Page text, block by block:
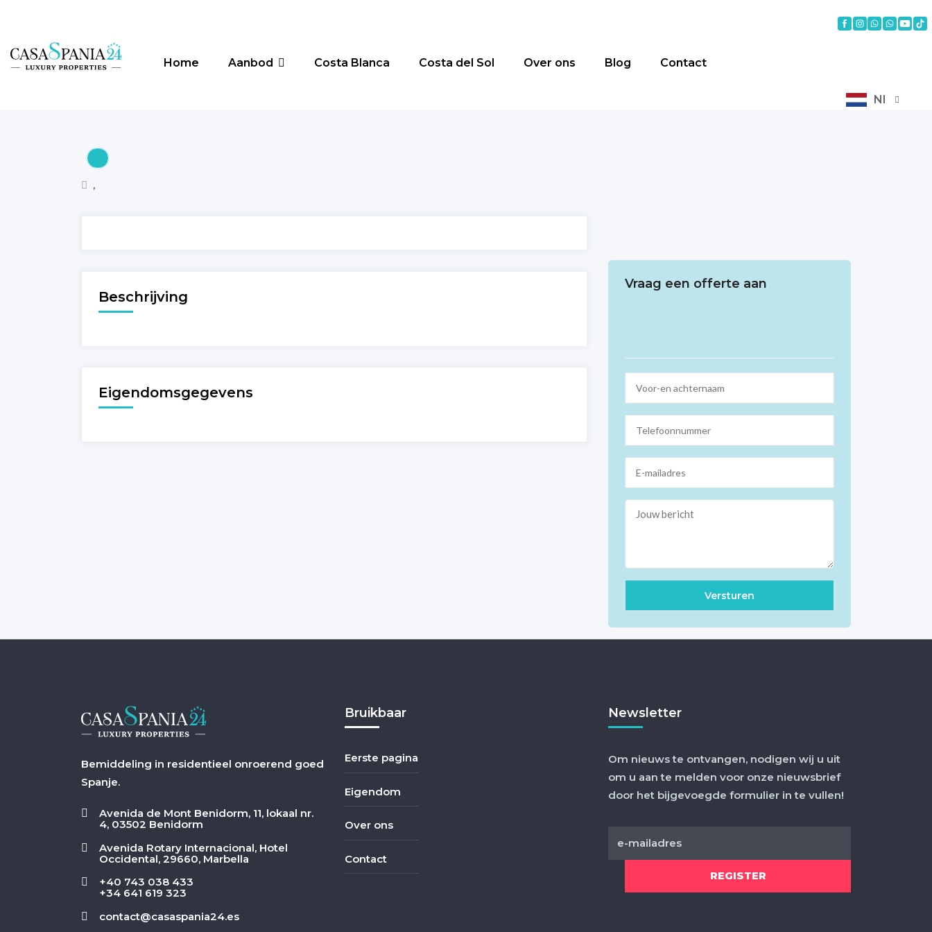
Home Aanbod Costa Blanca Costa del Sol Over ons Blog Contact
Nl
,
Beschrijving
Eigendomsgegevens
Vraag een offerte aan
Bemiddeling in residentieel onroerend goed
Spanje.
Avenida de Mont Benidorm, 11, lokaal nr.
4, 03502 Benidorm
Avenida Rotary Internacional, Hotel
Occidental, 29660, Marbella
+40 743 038 433
+34 641 619 323
contact@casaspania24.es
Bruikbaar
Eerste pagina
Eigendom
Over ons
Contact
Newsletter
Om nieuws te ontvangen, nodigen wij u uit
om u aan te melden voor onze nieuwsbrief
door het bijgevoegde formulier in te vullen!